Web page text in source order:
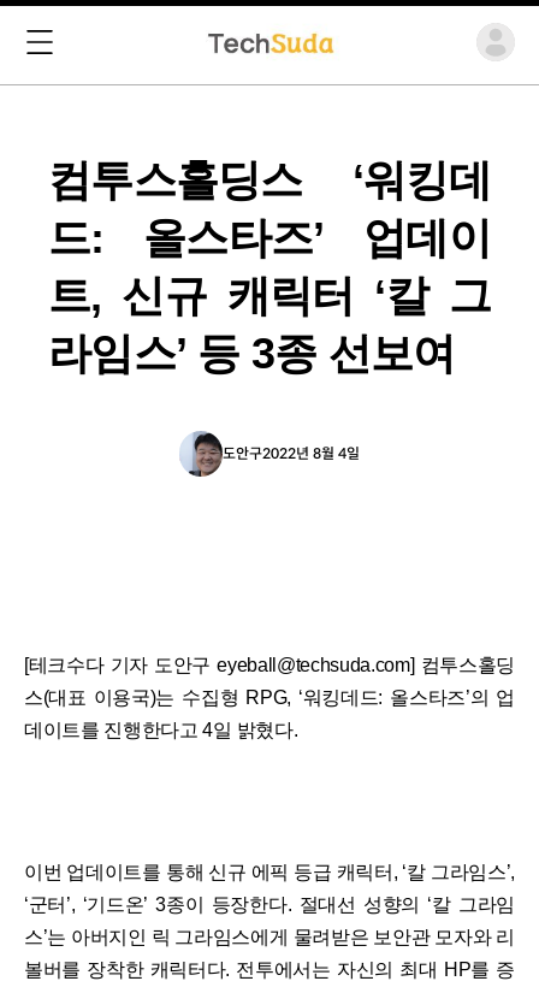
컴투스홀딩스 ‘워킹데
드: 올스타즈’ 업데이
트, 신규 캐릭터 ‘칼 그
라임스’ 등 3종 선보여
도안구2022년 8월 4일
[테크수다 기자 도안구 eyeball@techsuda.com] 컴투스홀딩
스(대표 이용국)는 수집형 RPG, ‘워킹데드: 올스타즈’의 업
데이트를 진행한다고 4일 밝혔다.
이번 업데이트를 통해 신규 에픽 등급 캐릭터, ‘칼 그라임스’,
‘군터’, ‘기드온’ 3종이 등장한다. 절대선 성향의 ‘칼 그라임
스’는 아버지인 릭 그라임스에게 물려받은 보안관 모자와 리
볼버를 장착한 캐릭터다. 전투에서는 자신의 최대 HP를 증